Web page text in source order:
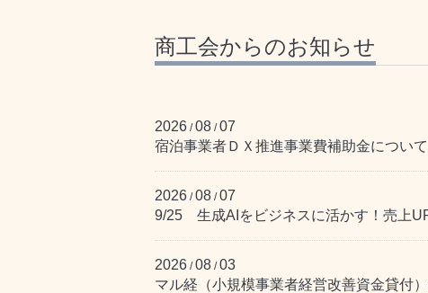
商工会からのお知らせ
2026 /08 /07
宿泊事業者ＤＸ推進事業費補助金について
2026 /08 /07
9/25 生成AIをビジネスに活かす！売上
2026 /08 /03
マル経（小規模事業者経営改善資金貸付